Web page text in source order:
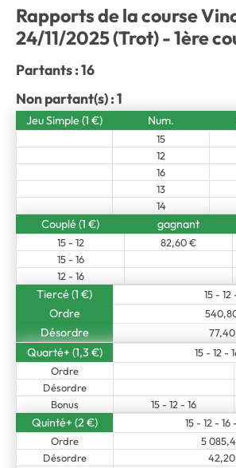
Rapports de la course
24/11/2025 (Trot) - 1ère
Partants : 16
Non partant(s) : 1
Jeu Simple (1 €) Num.
15
12
16
13
14
Couplé (1 €) gagnant
15 - 12 82,60 €
15 - 16
12 - 16
Tiercé (1 €) 15 - 12
Ordre
Désordre
Quarté+ (1,3 €)
15 - 12 -
Ordre
Désordre
Bonus
15 - 12 - 16
Quinté+ (2 €)
15 - 12 - 16
Ordre
5
Désordre